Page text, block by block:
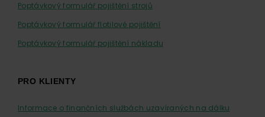
Poptávkový formulář pojištění strojů
Poptávkový formulář flotilové pojištění
Poptávkový formulář pojištění nákladu
PRO KLIENTY
Informace o finančních službách uzavíraných na dálku